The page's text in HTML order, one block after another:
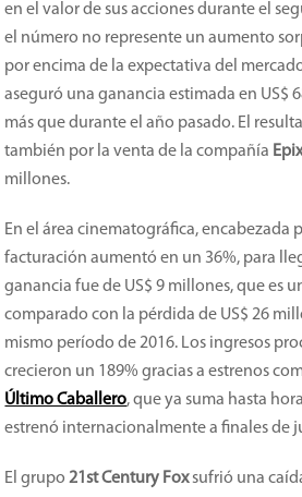
en el valor de sus acciones durante el
el número no represente un aumento
por encima de la expectativa del
aseguró una ganancia estimada en US$
más que durante el año pasado. El
también por la venta de la compañía
millones.
En el área cinematográfica, encabezada
facturación aumentó en un 36%, para
ganancia fue de US$ 9 millones, que es
comparado con la pérdida de US$ 26
mismo período de 2016. Los ingresos
crecieron un 189% gracias a estrenos
Último Caballero, que ya suma hasta
estrenó internacionalmente a finales de
El grupo21st Century Foxsufrió una